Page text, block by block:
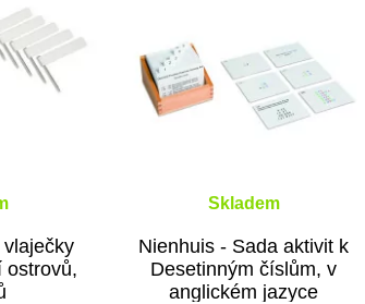
ostrovů,
Skladem
Nienhuis - Sada aktivit k
Desetinným číslům, v
anglickém jazyce